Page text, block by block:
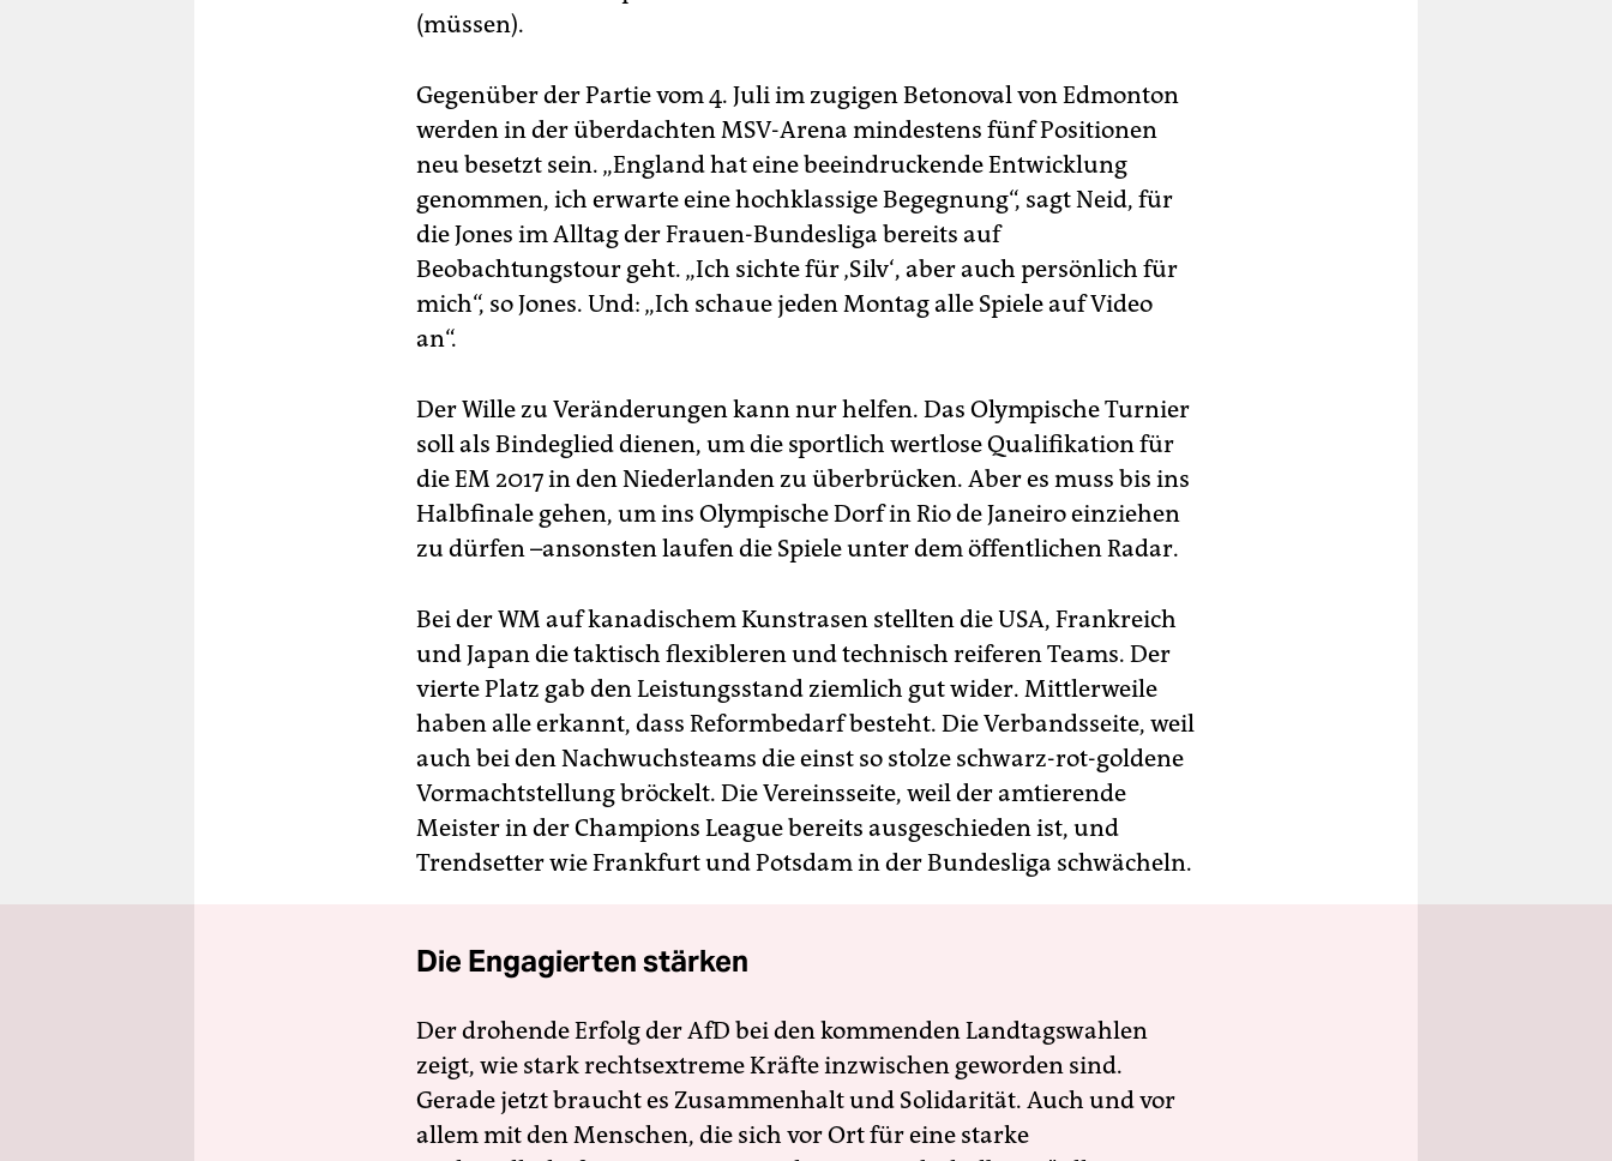
(müssen).
Gegenüber der Partie vom 4. Juli im zugigen Betonoval von Edmonton
werden in der überdachten MSV-Arena mindestens fünf Positionen
neu besetzt sein. „England hat eine beeindruckende Entwicklung
genommen, ich erwarte eine hochklassige Begegnung“, sagt Neid, für
die Jones im Alltag der Frauen-Bundesliga bereits auf
Beobachtungstour geht. „Ich sichte für ‚Silv‘, aber auch persönlich für
mich“, so Jones. Und: „Ich schaue jeden Montag alle Spiele auf Video
an“.
Der Wille zu Veränderungen kann nur helfen. Das Olympische Turnier
soll als Bindeglied dienen, um die sportlich wertlose Qualifikation für
die EM 2017 in den Niederlanden zu überbrücken. Aber es muss bis ins
Halbfinale gehen, um ins Olympische Dorf in Rio de Janeiro einziehen
zu dürfen –ansonsten laufen die Spiele unter dem öffentlichen Radar.
Bei der WM auf kanadischem Kunstrasen stellten die USA, Frankreich
und Japan die taktisch flexibleren und technisch reiferen Teams. Der
vierte Platz gab den Leistungsstand ziemlich gut wider. Mittlerweile
haben alle erkannt, dass Reformbedarf besteht. Die Verbandsseite, weil
auch bei den Nachwuchsteams die einst so stolze schwarz-rot-goldene
Vormachtstellung bröckelt. Die Vereinsseite, weil der amtierende
Meister in der Champions League bereits ausgeschieden ist, und
Trendsetter wie Frankfurt und Potsdam in der Bundesliga schwächeln.
Die Engagierten stärken
Der drohende Erfolg der AfD bei den kommenden Landtagswahlen
zeigt, wie stark rechtsextreme Kräfte inzwischen geworden sind.
Gerade jetzt braucht es Zusammenhalt und Solidarität. Auch und vor
allem mit den Menschen, die sich vor Ort für eine starke